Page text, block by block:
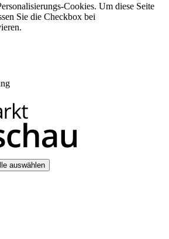
Cookies. Um diese Seite
Sie die Checkbox bei
auswählen